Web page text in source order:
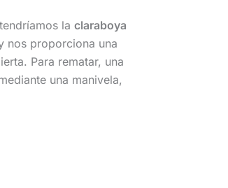
la claraboya
nos proporciona una
Para rematar, una
una manivela,